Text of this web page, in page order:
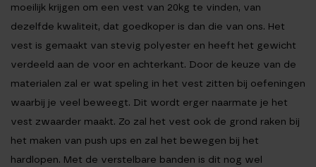
moeilijk krijgen om een vest van 20kg te vinden, van
dezelfde kwaliteit, dat goedkoper is dan die van ons. Het
vest is gemaakt van stevig polyester en heeft het gewicht
verdeeld aan de voor en achterkant. Door de keuze van de
materialen zal er wat speling in het vest zitten bij oefeningen
waarbij je veel beweegt. Dit wordt erger naarmate je het
vest zwaarder maakt. Zo zal het vest ook de grond raken bij
het maken van push ups en zal het bewegen bij het
hardlopen. Met de verstelbare banden is dit nog wel